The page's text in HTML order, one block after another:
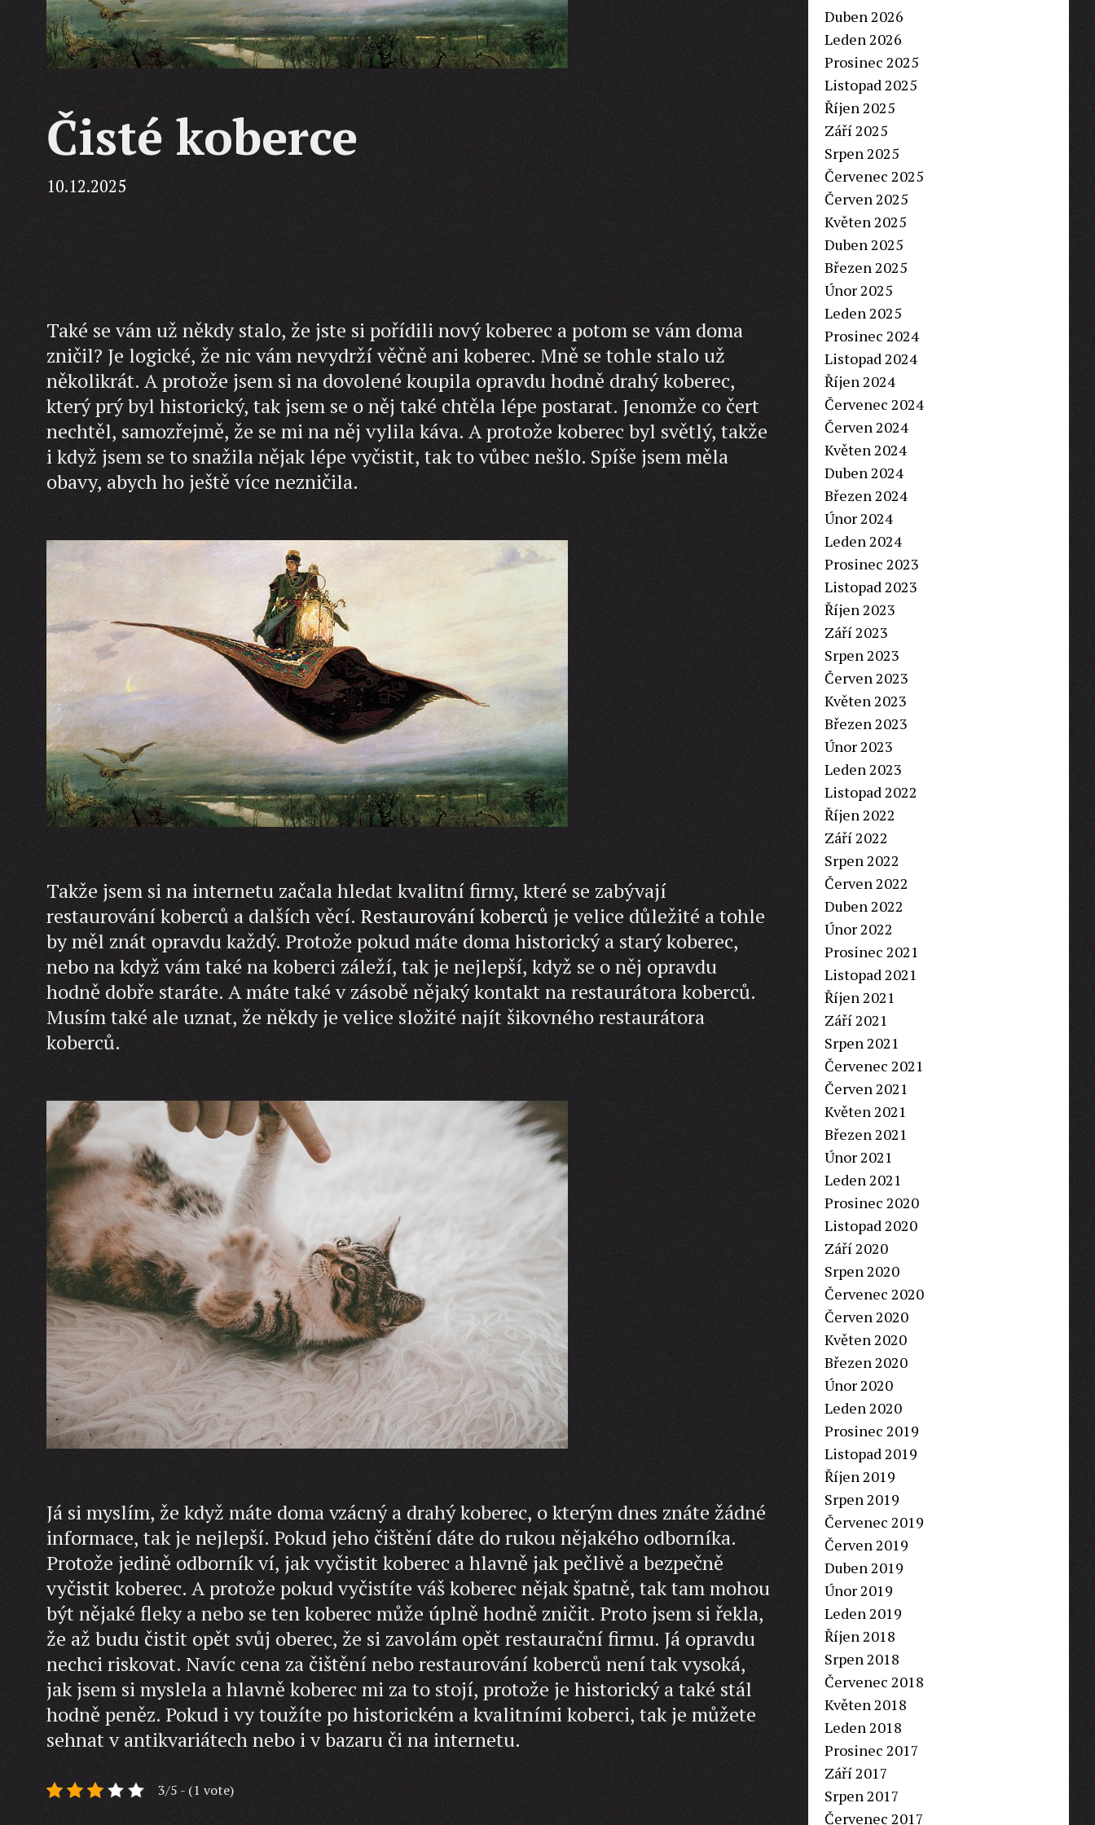
Čisté koberce
10.12.2025
Také se vám už někdy stalo, že jste si pořídili nový koberec a potom se vám doma
zničil? Je logické, že nic vám nevydrží věčně ani koberec. Mně se tohle stalo už
několikrát. A protože jsem si na dovolené koupila opravdu hodně drahý koberec,
který prý byl historický, tak jsem se o něj také chtěla lépe postarat. Jenomže co čert
nechtěl, samozřejmě, že se mi na něj vylila káva. A protože koberec byl světlý, takže
i když jsem se to snažila nějak lépe vyčistit, tak to vůbec nešlo. Spíše jsem měla
obavy, abych ho ještě více nezničila.
Takže jsem si na internetu začala hledat kvalitní firmy, které se zabývají
restaurování koberců a dalších věcí.Restaurování kobercůje velice důležité a tohle
by měl znát opravdu každý. Protože pokud máte doma historický a starý koberec,
nebo na když vám také na koberci záleží, tak je nejlepší, když se o něj opravdu
hodně dobře staráte. A máte také v zásobě nějaký kontakt na restaurátora koberců.
Musím také ale uznat, že někdy je velice složité najít šikovného restaurátora
koberců.
Já si myslím, že když máte doma vzácný a drahý koberec, o kterým dnes znáte žádné
informace, tak je nejlepší. Pokud jeho čištění dáte do rukou nějakého odborníka.
Protože jedině odborník ví, jak vyčistit koberec a hlavně jak pečlivě a bezpečně
vyčistit koberec. A protože pokud vyčistíte váš koberec nějak špatně, tak tam mohou
být nějaké fleky a nebo se ten koberec může úplně hodně zničit. Proto jsem si řekla,
že až budu čistit opět svůj oberec, že si zavolám opět restaurační firmu. Já opravdu
nechci riskovat. Navíc cena za čištění nebo restaurování koberců není tak vysoká,
jak jsem si myslela a hlavně koberec mi za to stojí, protože je historický a také stál
hodně peněz. Pokud i vy toužíte po historickém a kvalitními koberci, tak je můžete
sehnat v antikvariátech nebo i v bazaru či na internetu.
3/5 - (1 vote)
Duben 2026
Leden 2026
Prosinec 2025
Listopad 2025
Říjen 2025
Září 2025
Srpen 2025
Červenec 2025
Červen 2025
Květen 2025
Duben 2025
Březen 2025
Únor 2025
Leden 2025
Prosinec 2024
Listopad 2024
Říjen 2024
Červenec 2024
Červen 2024
Květen 2024
Duben 2024
Březen 2024
Únor 2024
Leden 2024
Prosinec 2023
Listopad 2023
Říjen 2023
Září 2023
Srpen 2023
Červen 2023
Květen 2023
Březen 2023
Únor 2023
Leden 2023
Listopad 2022
Říjen 2022
Září 2022
Srpen 2022
Červen 2022
Duben 2022
Únor 2022
Prosinec 2021
Listopad 2021
Říjen 2021
Září 2021
Srpen 2021
Červenec 2021
Červen 2021
Květen 2021
Březen 2021
Únor 2021
Leden 2021
Prosinec 2020
Listopad 2020
Září 2020
Srpen 2020
Červenec 2020
Červen 2020
Květen 2020
Březen 2020
Únor 2020
Leden 2020
Prosinec 2019
Listopad 2019
Říjen 2019
Srpen 2019
Červenec 2019
Červen 2019
Duben 2019
Únor 2019
Leden 2019
Říjen 2018
Srpen 2018
Červenec 2018
Květen 2018
Leden 2018
Prosinec 2017
Září 2017
Srpen 2017
Červenec 2017